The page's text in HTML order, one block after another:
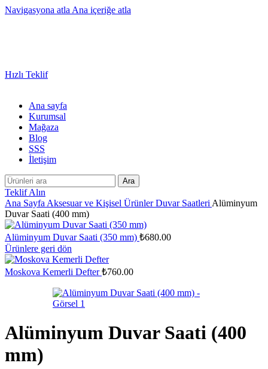
Navigasyona atla Ana içeriğe atla
Hızlı Teklif
Ana sayfa
Kurumsal
Mağaza
Blog
SSS
İletişim
Ara
Teklif Alın
Ana Sayfa Aksesuar ve Kişisel ÜrünlerDuvar Saatleri Alüminyum
Duvar Saati (400 mm)
Alüminyum Duvar Saati (350 mm) ₺680.00
Ürünlere geri dön
Moskova Kemerli Defter₺760.00
Alüminyum Duvar Saati (400
mm)